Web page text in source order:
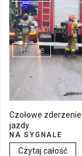
Walne
18 Cze
Czołowe
jazdy
NA SYGNALE
Czytaj całość